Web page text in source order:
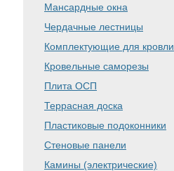
Мансардные окна
Чердачные лестницы
Комплектующие для кровли
Кровельные саморезы
Плита ОСП
Террасная доска
Пластиковые подоконники
Стеновые панели
Камины (электрические)